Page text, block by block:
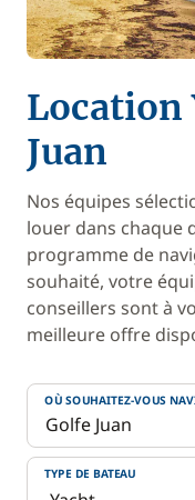
Location
Juan
Nos équipes
louer dans chaque
programme de
souhaité, votre
conseillers sont à
meilleure offre
OÙ SOUHAITEZ-VOUS
TYPE DE BATEAU